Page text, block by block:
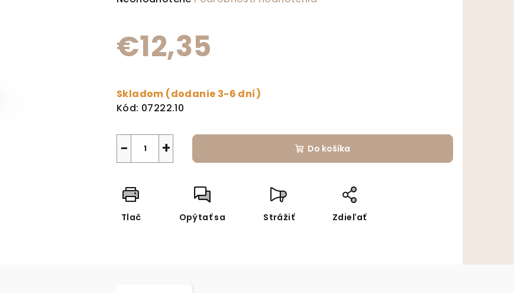
€12,35
Skladom (dodanie 3-6 dní)
Kód: 07222.10
+
− Do košíka
Tlač Opýtať sa Strážiť Zdieľať